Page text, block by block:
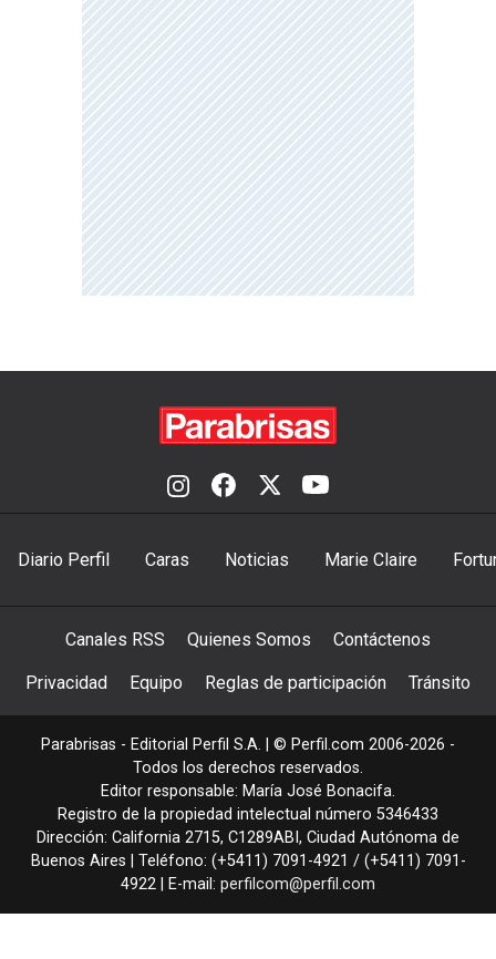
Diario Perfil Caras Noticias Marie Claire
Canales RSS Quienes Somos Contáctenos
Privacidad Equipo Reglas de participación Tránsito
Parabrisas - Editorial Perfil S.A. | © Perfil.com 2006-2026 -
Todos los derechos reservados.
Editor responsable: María José Bonacifa.
Registro de la propiedad intelectual número 5346433
Dirección: California 2715, C1289ABI , Ciudad Autónoma de
Buenos Aires | Teléfono: (+5411) 7091-4921 / (+5411) 7091-
4922 | E-mail: perfilcom@perfil.com